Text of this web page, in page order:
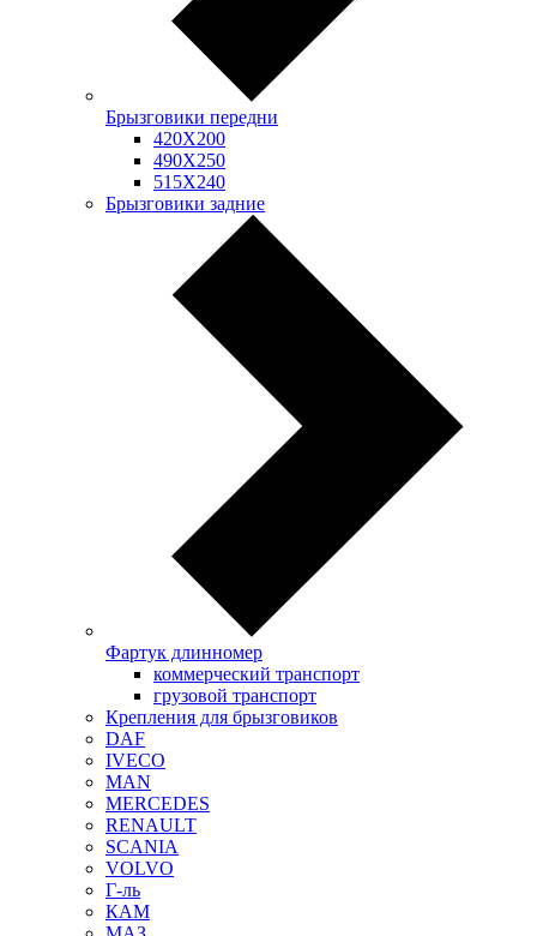
Брызговики передни
420Х200
490Х250
515Х240
Брызговики задние
Фартук длинномер
коммерческий транспорт
грузовой транспорт
Крепления для брызговиков
DAF
IVECO
MAN
MERCEDES
RENAULT
SCANIA
VOLVO
Г-ль
КАМ